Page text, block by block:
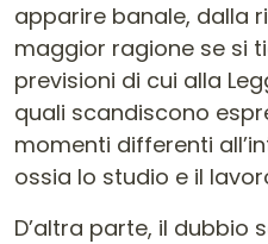
apparire banale, dalla
maggior ragione se si
previsioni di cui alla
quali scandiscono
momenti differenti
ossia lo studio e il
D’altra parte, il dubbio